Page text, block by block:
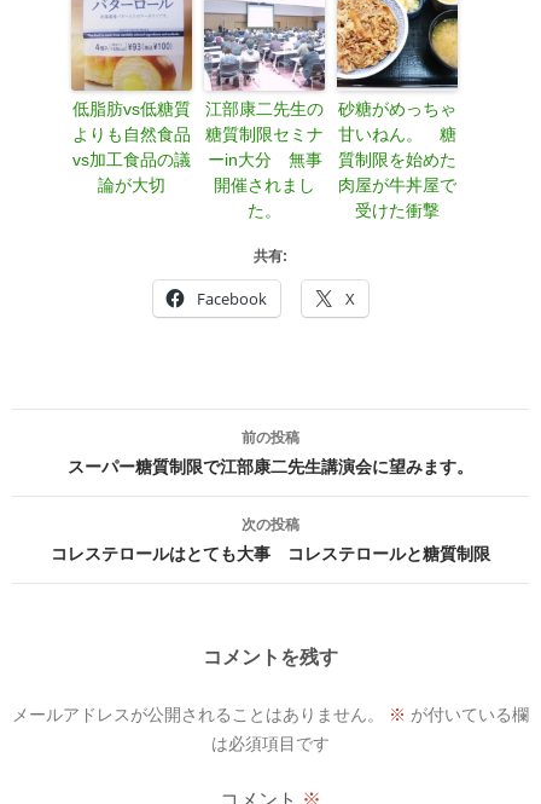
低脂肪vs低糖質
よりも自然食品
vs加工食品の議
論が大切
江部康二先生の
糖質制限セミナ
ーin大分 無事
開催されまし
た。
砂糖がめっちゃ
甘いねん。 糖
質制限を始めた
肉屋が牛丼屋で
受けた衝撃
共有:
Facebook X
ョ
前の投稿
スーパー糖質制限で江部康二先生講演会に望みます。
次の投稿
コレステロールはとても大事 コレステロールと糖質制限
コメントを残す
メールアドレスが公開されることはありません。 ※ が付いている欄
は必須項目です